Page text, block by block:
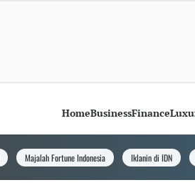
HomeBusinessFinance
Majalah Fortune Indonesia Iklanin di IDN